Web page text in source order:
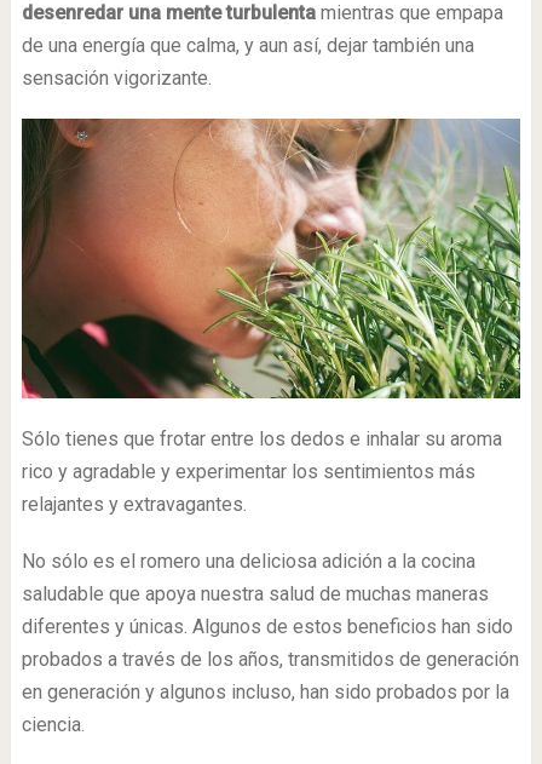
desenredar una mente turbulentamientras que empapa
de una energía que calma, y aun así, dejar también una
sensación vigorizante.
Sólo tienes que frotar entre los dedos e inhalar su aroma
rico y agradable y experimentar los sentimientos más
relajantes y extravagantes.
No sólo es el romero una deliciosa adición a la cocina
saludable que apoya nuestra salud de muchas maneras
diferentes y únicas. Algunos de estos beneficios han sido
probados a través de los años, transmitidos de generación
en generación y algunos incluso, han sido probados por la
ciencia.